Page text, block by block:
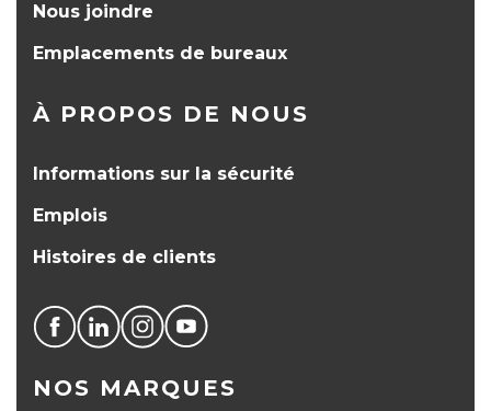
Nous joindre
Emplacements de bureaux
À PROPOS DE NOUS
Informations sur la sécurité
Emplois
Histoires de clients
NOS MARQUES